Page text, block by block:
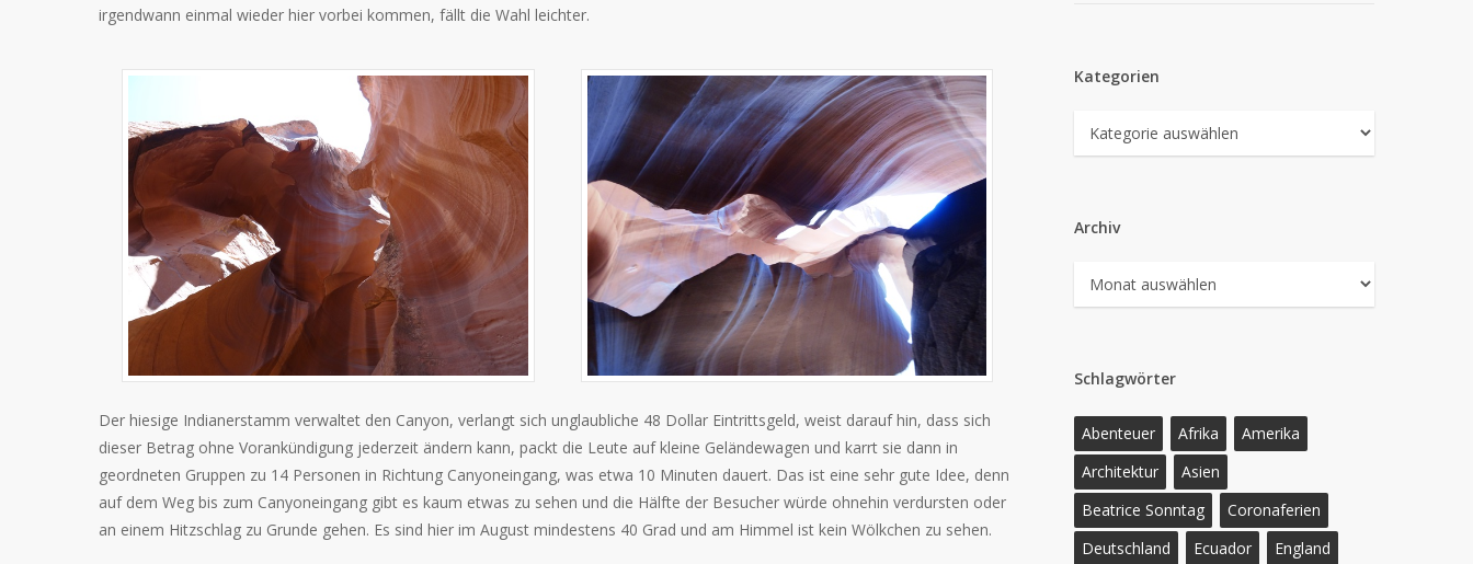
irgendwann einmal wieder hier vorbei kommen, fällt die Wahl leichter.
Der hiesige Indianerstamm verwaltet den Canyon, verlangt sich unglaubliche 48 Dollar Eintrittsgeld, weist darauf hin, dass sich
dieser Betrag ohne Vorankündigung jederzeit ändern kann, packt die Leute auf kleine Geländewagen und karrt sie dann in
geordneten Gruppen zu 14 Personen in Richtung Canyoneingang, was etwa 10 Minuten dauert. Das ist eine sehr gute Idee, denn
auf dem Weg bis zum Canyoneingang gibt es kaum etwas zu sehen und die Hälfte der Besucher würde ohnehin verdursten oder
an einem Hitzschlag zu Grunde gehen. Es sind hier im August mindestens 40 Grad und am Himmel ist kein Wölkchen zu sehen.
Kategorien
Kategorien
Archiv
Archiv
Schlagwörter
Abenteuer Afrika
Amerika
Architektur
Asien
Beatrice Sonntag
Coronaferien
Deutschland
Ecuador
England